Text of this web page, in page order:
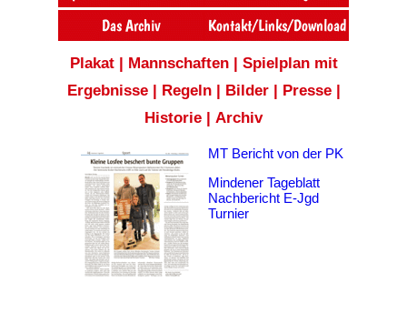
Plakat| Mannschaften| Spielplan mit
Ergebnisse| Regeln| Bilder| Presse|
Historie | Archiv
MT Bericht von der PK
Mindener Tageblatt
Nachbericht E-Jgd
Turnier